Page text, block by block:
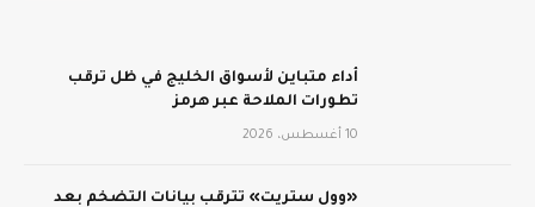
أداء متباين لأسواق الخليج في ظل ترقب
تطورات الملاحة عبر هرمز
10 أغسطس، 2026
«وول ستريت» تترقب بيانات التضخم بعد